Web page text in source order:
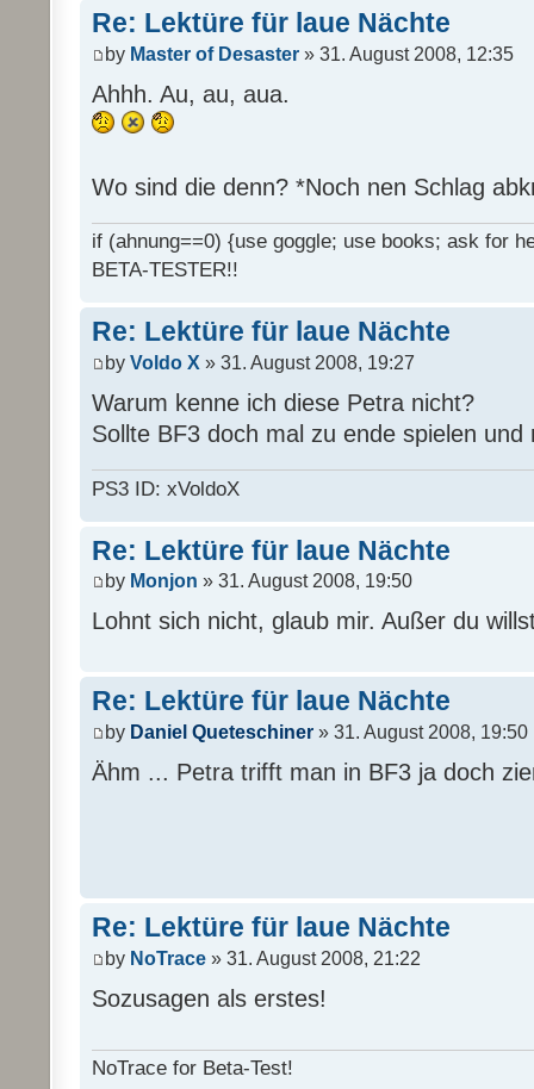
Re: Lektüre für laue Nächte
by Master of Desaster » 31. August 2008, 12:35
Ahhh. Au, au, aua.
Wo sind die denn? *Noch nen Schlag
if (ahnung==0) {use goggle; use books; ask for
BETA-TESTER!!
Re: Lektüre für laue Nächte
by Voldo X » 31. August 2008, 19:27
Warum kenne ich diese Petra nicht?
Sollte BF3 doch mal zu ende spielen
PS3 ID: xVoldoX
Re: Lektüre für laue Nächte
by Monjon » 31. August 2008, 19:50
Lohnt sich nicht, glaub mir. Außer du
Re: Lektüre für laue Nächte
by Daniel Queteschiner » 31. August 2008, 19:50
Ähm ... Petra trifft man in BF3 ja doch
Re: Lektüre für laue Nächte
by NoTrace » 31. August 2008, 21:22
Sozusagen als erstes!
NoTrace for Beta-Test!